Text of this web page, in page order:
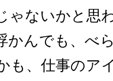
ゃないかと思
かんでも、べ
も、仕事のア